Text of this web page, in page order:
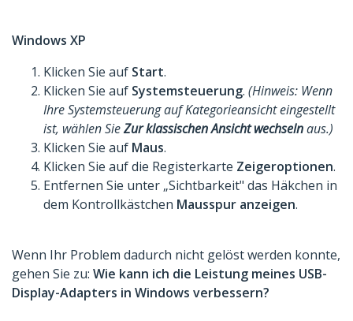
Windows XP
Klicken Sie auf Start.
Klicken Sie auf Systemsteuerung. (Hinweis: Wenn
Ihre Systemsteuerung auf Kategorieansicht eingestellt
ist, wählen SieZur klassischen Ansicht wechselnaus.)
Klicken Sie auf Maus.
Klicken Sie auf die Registerkarte Zeigeroptionen.
Entfernen Sie unter „Sichtbarkeit" das Häkchen in
dem Kontrollkästchen Mausspur anzeigen.
Wenn Ihr Problem dadurch nicht gelöst werden konnte,
gehen Sie zu: Wie kann ich die Leistung meines USB-
Display-Adapters in Windows verbessern?